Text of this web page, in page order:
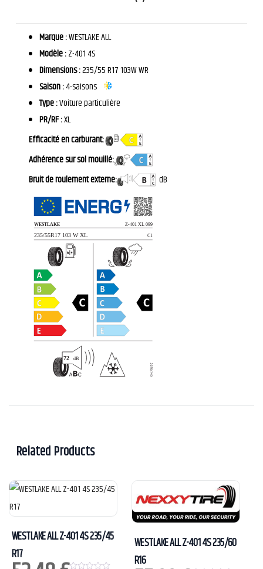
Marque :WESTLAKE ALL
Modèle :Z-401 4S
Dimensions :235/55 R17 103W WR
Saison :4-saisons
Type :Voiture particulière
PR/RF :XL
Efficacité en carburant:
Adhérence sur sol mouillé:
Bruit de roulement externe:
dB
Related Products
WESTLAKE ALL Z-401 4S 235/45
R17
WESTLAKE ALL Z-401 4S 235/60
R16